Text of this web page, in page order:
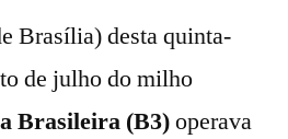
Brasília) desta quinta-
de julho do milho
Brasileira (B3)operava